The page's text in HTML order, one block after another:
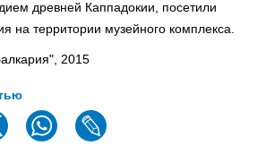
древней Каппадокии, посетили
на территории музейного комплекса.
2015